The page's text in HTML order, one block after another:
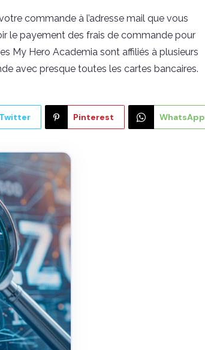
commande à l’adresse mail que vous
le payement des frais de commande pour
My Hero Academia sont affiliés à plusieurs
avec presque toutes les cartes bancaires.
Twitter Pinterest WhatsApp